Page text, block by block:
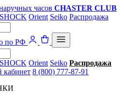
CHASTER CLUB
Orient Seiko Распродажа
по РФ
Orient Seiko Распродажа
8 (800) 777-87-91